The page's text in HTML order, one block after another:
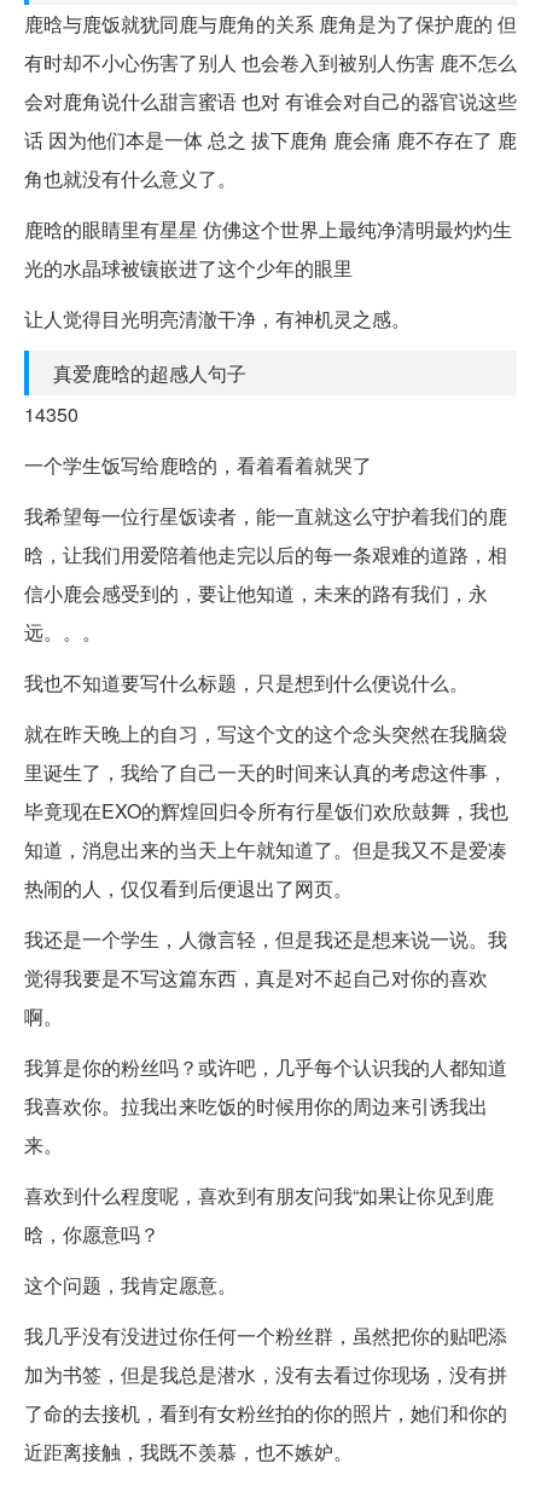
鹿晗与鹿饭就犹同鹿与鹿角的关系 鹿角是为了保护鹿的 但
有时却不小心伤害了别人 也会卷入到被别人伤害 鹿不怎么
会对鹿角说什么甜言蜜语 也对 有谁会对自己的器官说这些
话 因为他们本是一体 总之 拔下鹿角 鹿会痛 鹿不存在了 鹿
角也就没有什么意义了。
鹿晗的眼睛里有星星 仿佛这个世界上最纯净清明最灼灼生
光的水晶球被镶嵌进了这个少年的眼里
让人觉得目光明亮清澈干净，有神机灵之感。
真爱鹿晗的超感人句子
14350
一个学生饭写给鹿晗的，看着看着就哭了
我希望每一位行星饭读者，能一直就这么守护着我们的鹿
晗，让我们用爱陪着他走完以后的每一条艰难的道路，相
信小鹿会感受到的，要让他知道，未来的路有我们，永
远。。。
我也不知道要写什么标题，只是想到什么便说什么。
就在昨天晚上的自习，写这个文的这个念头突然在我脑袋
里诞生了，我给了自己一天的时间来认真的考虑这件事，
毕竟现在EXO的辉煌回归令所有行星饭们欢欣鼓舞，我也
知道，消息出来的当天上午就知道了。但是我又不是爱凑
热闹的人，仅仅看到后便退出了网页。
我还是一个学生，人微言轻，但是我还是想来说一说。我
觉得我要是不写这篇东西，真是对不起自己对你的喜欢
啊。
我算是你的粉丝吗？或许吧，几乎每个认识我的人都知道
我喜欢你。拉我出来吃饭的时候用你的周边来引诱我出
来。
喜欢到什么程度呢，喜欢到有朋友问我“如果让你见到鹿
晗，你愿意吗？
这个问题，我肯定愿意。
我几乎没有没进过你任何一个粉丝群，虽然把你的贴吧添
加为书签，但是我总是潜水，没有去看过你现场，没有拼
了命的去接机，看到有女粉丝拍的你的照片，她们和你的
近距离接触，我既不羡慕，也不嫉妒。